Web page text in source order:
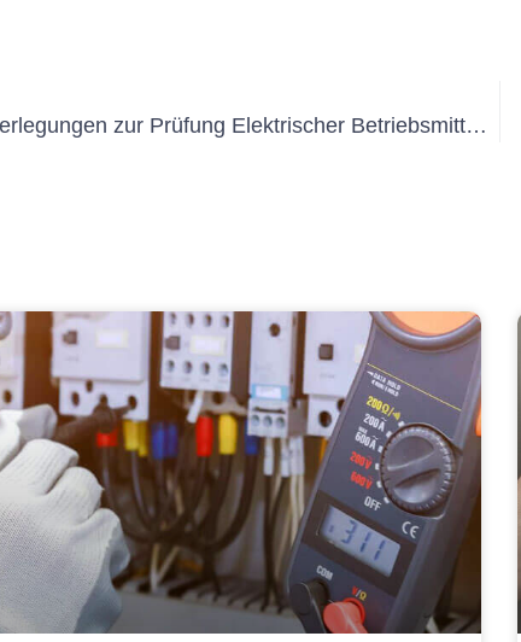
Wichtige Überlegungen zur Prüfung Elektrischer Betriebsmittel DGUV in Industrial Settings